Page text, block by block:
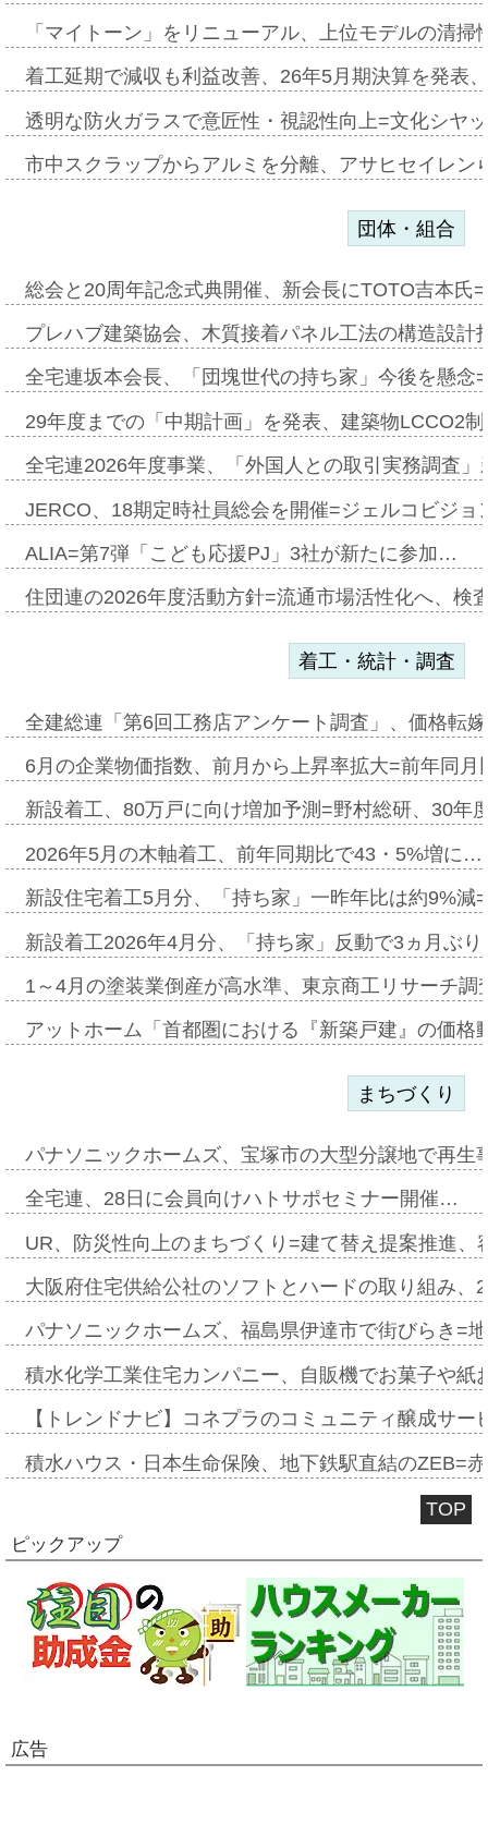
「マイトーン」をリニューアル、上位モデルの清
着工延期で減収も利益改善、26年5月期決算を発表
透明な防火ガラスで意匠性・視認性向上=文化シヤ
市中スクラップからアルミを分離、アサヒセイレ
団体・組合
総会と20周年記念式典開催、新会長にTOTO吉本氏
プレハブ建築協会、木質接着パネル工法の構造設
全宅連坂本会長、「団塊世代の持ち家」今後を懸
29年度までの「中期計画」を発表、建築物LCCO2
全宅連2026年度事業、「外国人との取引実務調査
JERCO、18期定時社員総会を開催=ジェルコビジ
ALIA=第7弾「こども応援PJ」3社が新たに参加…
住団連の2026年度活動方針=流通市場活性化へ、検
着工・統計・調査
全建総連「第6回工務店アンケート調査」、価格転
6月の企業物価指数、前月から上昇率拡大=前年同
新設着工、80万戸に向け増加予測=野村総研、30年
2026年5月の木軸着工、前年同期比で43・5%増に…
新設住宅着工5月分、「持ち家」一昨年比は約9%
新設着工2026年4月分、「持ち家」反動で3ヵ月ぶ
1～4月の塗装業倒産が高水準、東京商工リサーチ
アットホーム「首都圏における『新築戸建』の価
まちづくり
パナソニックホームズ、宝塚市の大型分譲地で再
全宅連、28日に会員向けハトサポセミナー開催…
UR、防災性向上のまちづくり=建て替え提案推進
大阪府住宅供給公社のソフトとハードの取り組み
パナソニックホームズ、福島県伊達市で街びらき=
積水化学工業住宅カンパニー、自販機でお菓子や
【トレンドナビ】コネプラのコミュニティ醸成サ
積水ハウス・日本生命保険、地下鉄駅直結のZEB=
TOP
ピックアップ
広告